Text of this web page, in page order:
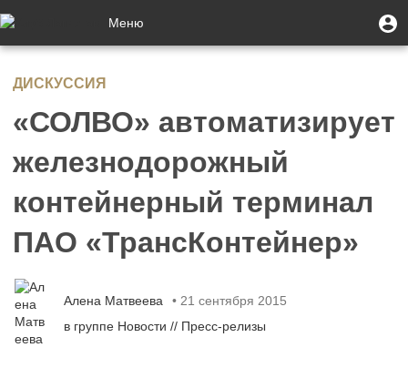
основному
Меню
учётной
записи
пользователя
Меню
Toggle
ДИСКУССИЯ
«СОЛВО» автоматизирует
железнодорожный
контейнерный терминал
ПАО «ТрансКонтейнер»
Алена Матвеева
• 21 сентября 2015
в группе Новости // Пресс-релизы